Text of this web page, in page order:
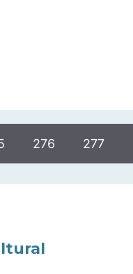
276 277